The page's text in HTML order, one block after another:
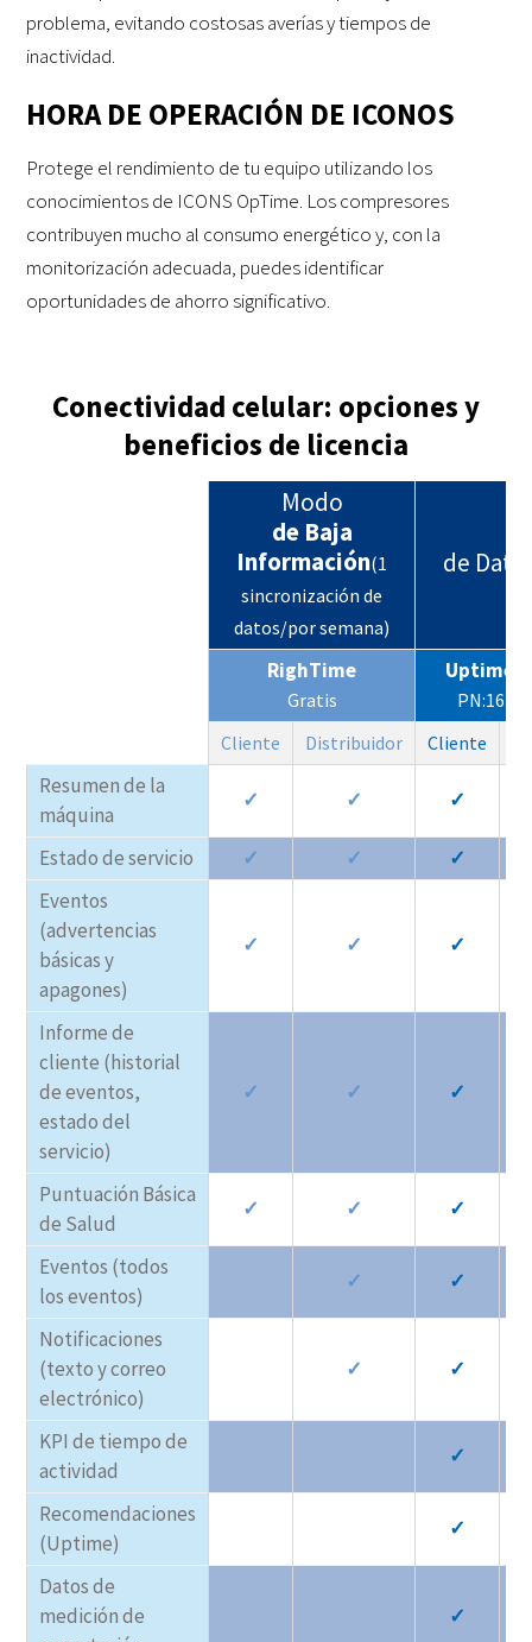
problema, evitando costosas averías y tiempos de
inactividad.
HORA DE OPERACIÓN DE ICONOS
Protege el rendimiento de tu equipo utilizando los
conocimientos de ICONS OpTime. Los compresores
contribuyen mucho al consumo energético y, con la
monitorización adecuada, puedes identificar
oportunidades de ahorro significativo.
Conectividad celular: opciones y
beneficios de licencia
Modo
de Baja
Información(1
sincronización de
datos/por semana)
de
RighTime
Gratis
Uptime
Cliente
Distribuidor Cliente
Resumen de la
máquina
✓ ✓ ✓
Estado de servicio ✓ ✓
✓
Eventos
(advertencias
básicas y
apagones)
✓ ✓ ✓
Informe de
cliente (historial
de eventos,
estado del
servicio)
✓ ✓ ✓
Puntuación Básica
de Salud
✓ ✓ ✓
Eventos (todos
los eventos)
✓ ✓
Notificaciones
(texto y correo
electrónico)
✓ ✓
KPI de tiempo de
actividad
✓
Recomendaciones
(Uptime)
✓
Datos de
medición de
✓